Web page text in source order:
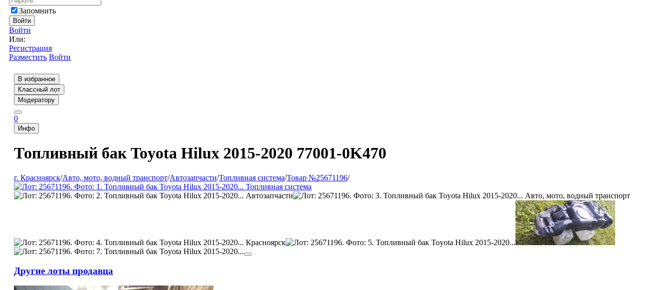
Запомнить
Войти
Войти
Или:
Регистрация
Разместить Войти
В избранное
Классный лот
Модератору
0
Инфо
Топливный бак Toyota Hilux 2015-2020 77001-0K470
г. Красноярск/Авто, мото, водный транспорт/Автозапчасти/Топливная система/Товар №25671196/
Другие лоты продавца